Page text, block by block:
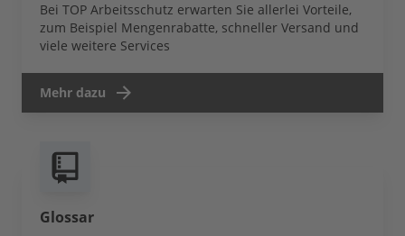
Bei TOP Arbeitsschutz erwarten Sie allerlei Vorteile,
zum Beispiel Mengenrabatte, schneller Versand und
viele weitere Services
Mehr dazu
Glossar